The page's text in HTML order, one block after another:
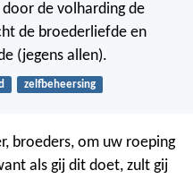
de volharding de
de broederliefde en
(jegens allen).
zelfbeheersing
broeders, om uw roeping
als gij dit doet, zult gij